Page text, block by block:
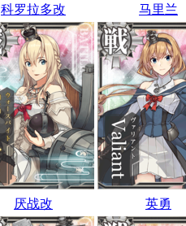
科罗拉多改 马里兰
厌战改 英勇